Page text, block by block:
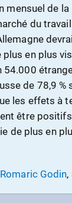
mensuel de la
du
en plus
54.000
de 78,9 %
les effets à
être
de plus en
Godin